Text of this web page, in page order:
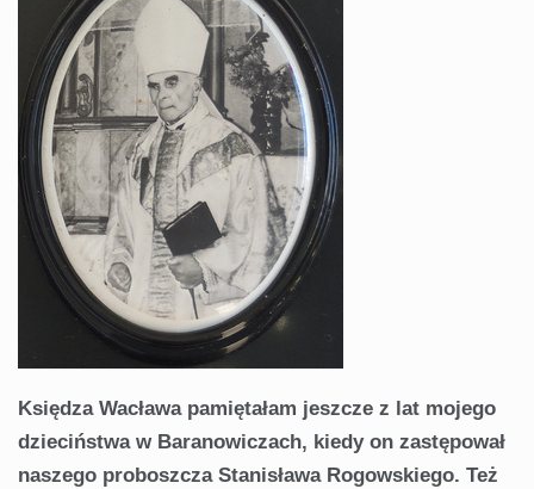
Księdza Wacława pamiętałam jeszcze z lat mojego
dzieciństwa w Baranowiczach, kiedy on zastępował
naszego proboszcza Stanisława Rogowskiego. Też